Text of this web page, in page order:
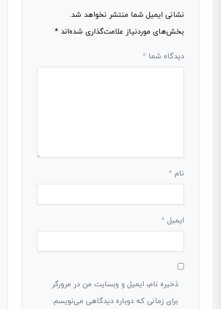
نشانی ایمیل شما منتشر نخواهد شد.
بخش‌های موردنیاز علامت‌گذاری شده‌اند *
دیدگاه شما *
نام *
ایمیل *
ذخیره نام، ایمیل و وبسایت من در مرورگر
برای زمانی که دوباره دیدگاهی می‌نویسم.